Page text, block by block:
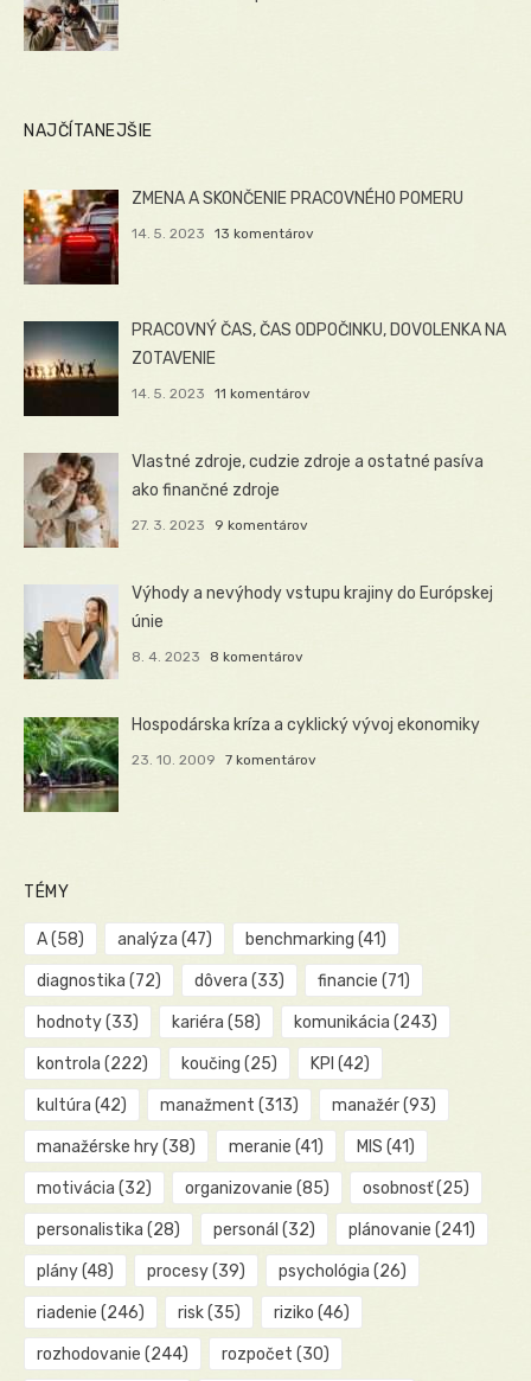
NAJČÍTANEJŠIE
ZMENA A SKONČENIE PRACOVNÉHO POMERU
14. 5. 2023 13 komentárov
PRACOVNÝ ČAS, ČAS ODPOČINKU, DOVOLENKA NA
ZOTAVENIE
14. 5. 2023 11 komentárov
Vlastné zdroje, cudzie zdroje a ostatné pasíva
ako finančné zdroje
27. 3. 2023 9 komentárov
Výhody a nevýhody vstupu krajiny do Európskej
únie
8. 4. 2023 8 komentárov
Hospodárska kríza a cyklický vývoj ekonomiky
23. 10. 2009 7 komentárov
TÉMY
A(58) analýza (47) benchmarking (41)
diagnostika (72) dôvera (33) financie (71)
hodnoty(33) kariéra (58) komunikácia (243)
kontrola (222) koučing (25) KPI (42)
kultúra (42) manažment (313) manažér(93)
manažérske hry(38) meranie (41) MIS (41)
motivácia (32) organizovanie (85) osobnosť(25)
personalistika (28) personál (32) plánovanie (241)
plány(48) procesy(39) psychológia (26)
riadenie (246) risk(35) riziko (46)
rozhodovanie (244) rozpočet (30)